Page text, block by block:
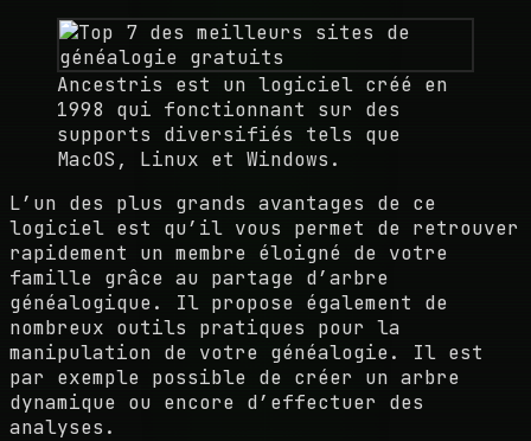
Ancestris est un logiciel créé en
1998 qui fonctionnant sur des
supports diversifiés tels que
MacOS, Linux et Windows.
L’un des plus grands avantages de ce
logiciel est qu’il vous permet de retrouver
rapidement un membre éloigné de votre
famille grâce au partage d’arbre
généalogique. Il propose également de
nombreux outils pratiques pour la
manipulation de votre généalogie. Il est
par exemple possible de créer un arbre
dynamique ou encore d’effectuer des
analyses.